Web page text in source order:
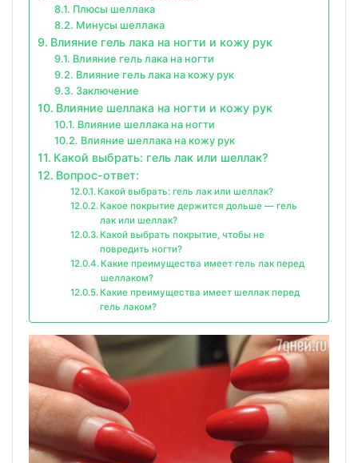
Плюсы шеллака
Минусы шеллака
Влияние гель лака на ногти и кожу рук
Влияние гель лака на ногти
Влияние гель лака на кожу рук
Заключение
Влияние шеллака на ногти и кожу рук
Влияние шеллака на ногти
Влияние шеллака на кожу рук
Какой выбрать: гель лак или шеллак?
Вопрос-ответ:
Какой выбрать: гель лак или шеллак?
Какое покрытие держится дольше — гель
лак или шеллак?
Какой выбрать покрытие, чтобы не
повредить ногти?
Какие преимущества имеет гель лак перед
шеллаком?
Какие преимущества имеет шеллак перед
гель лаком?